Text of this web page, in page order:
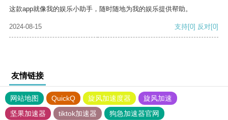
这款app就像我的娱乐小助手，随时随地为我的娱乐提供帮助。
2024-08-15 支持[0] 反对[0]
友情链接
网站地图 QuickQ 旋风加速度器
旋风加速
坚果加速器
tiktok加速器
狗急加速器官网